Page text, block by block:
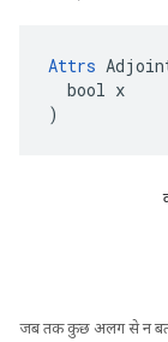
Attrs
  bool x
)
जब तक कुछ अलग से न